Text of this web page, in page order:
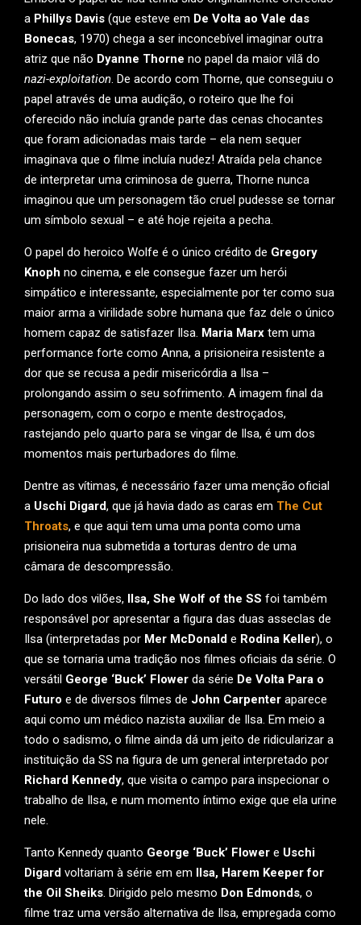
a Phillys Davis (que esteve em De Volta ao Vale das
Bonecas, 1970) chega a ser inconcebível imaginar outra
atriz que não Dyanne Thorne no papel da maior vilã do
nazi-exploitation. De acordo com Thorne, que conseguiu o
papel através de uma audição, o roteiro que lhe foi
oferecido não incluía grande parte das cenas chocantes
que foram adicionadas mais tarde – ela nem sequer
imaginava que o filme incluía nudez! Atraída pela chance
de interpretar uma criminosa de guerra, Thorne nunca
imaginou que um personagem tão cruel pudesse se tornar
um símbolo sexual – e até hoje rejeita a pecha.
O papel do heroico Wolfe é o único crédito de Gregory
Knoph no cinema, e ele consegue fazer um herói
simpático e interessante, especialmente por ter como sua
maior arma a virilidade sobre humana que faz dele o único
homem capaz de satisfazer Ilsa. Maria Marx tem uma
performance forte como Anna, a prisioneira resistente a
dor que se recusa a pedir misericórdia a Ilsa –
prolongando assim o seu sofrimento. A imagem final da
personagem, com o corpo e mente destroçados,
rastejando pelo quarto para se vingar de Ilsa, é um dos
momentos mais perturbadores do filme.
Dentre as vítimas, é necessário fazer uma menção oficial
a Uschi Digard, que já havia dado as caras em The Cut
Throats, e que aqui tem uma uma ponta como uma
prisioneira nua submetida a torturas dentro de uma
câmara de descompressão.
Do lado dos vilões, Ilsa, She Wolf of the SS foi também
responsável por apresentar a figura das duas asseclas de
Ilsa (interpretadas por Mer McDonald e Rodina Keller), o
que se tornaria uma tradição nos filmes oficiais da série. O
versátil George ‘Buck’ Flower da série De Volta Para o
Futuro e de diversos filmes de John Carpenter aparece
aqui como um médico nazista auxiliar de Ilsa. Em meio a
todo o sadismo, o filme ainda dá um jeito de ridicularizar a
instituição da SS na figura de um general interpretado por
Richard Kennedy, que visita o campo para inspecionar o
trabalho de Ilsa, e num momento íntimo exige que ela urine
nele.
Tanto Kennedy quanto George ‘Buck’ Flower e Uschi
Digard voltariam à série em em Ilsa, Harem Keeper for
the Oil Sheiks. Dirigido pelo mesmo Don Edmonds, o
filme traz uma versão alternativa de Ilsa, empregada como